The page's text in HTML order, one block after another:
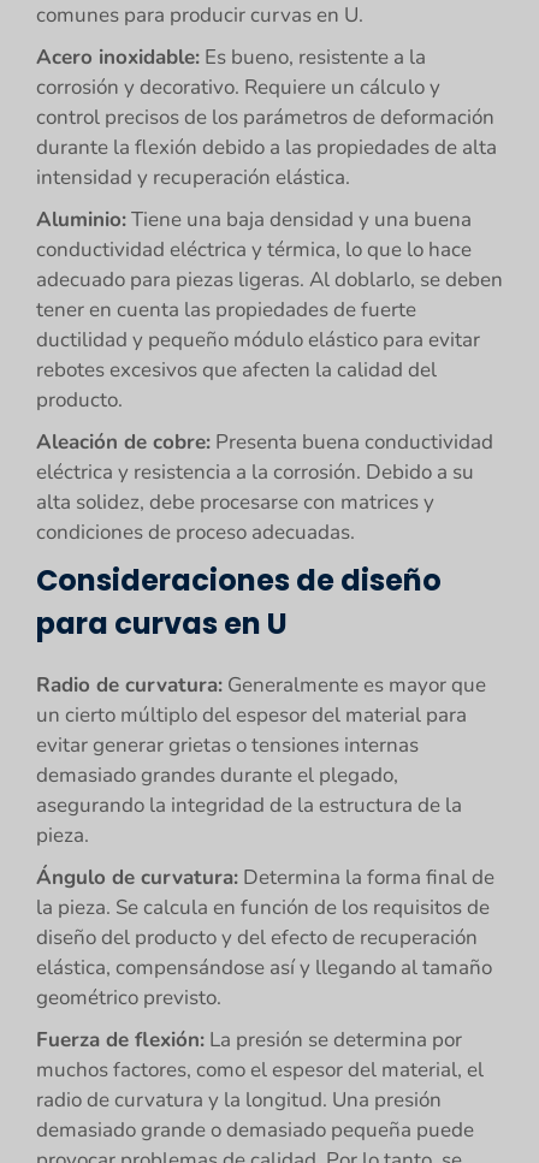
comunes para producir curvas en U.
Acero inoxidable: Es bueno, resistente a la
corrosión y decorativo. Requiere un cálculo y
control precisos de los parámetros de deformación
durante la flexión debido a las propiedades de alta
intensidad y recuperación elástica.
Aluminio:Tiene una baja densidad y una buena
conductividad eléctrica y térmica, lo que lo hace
adecuado para piezas ligeras. Al doblarlo, se deben
tener en cuenta las propiedades de fuerte
ductilidad y pequeño módulo elástico para evitar
rebotes excesivos que afecten la calidad del
producto.
Aleación de cobre: Presenta buena conductividad
eléctrica y resistencia a la corrosión. Debido a su
alta solidez, debe procesarse con matrices y
condiciones de proceso adecuadas.
Consideraciones de diseño
para curvas en U
Radio de curvatura: Generalmente es mayor que
un cierto múltiplo del espesor del material para
evitar generar grietas o tensiones internas
demasiado grandes durante el plegado,
asegurando la integridad de la estructura de la
pieza.
Ángulo de curvatura: Determina la forma final de
la pieza. Se calcula en función de los requisitos de
diseño del producto y del efecto de recuperación
elástica, compensándose así y llegando al tamaño
geométrico previsto.
Fuerza de flexión: La presión se determina por
muchos factores, como el espesor del material, el
radio de curvatura y la longitud. Una presión
demasiado grande o demasiado pequeña puede